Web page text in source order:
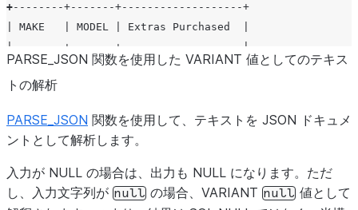
+--------+-------+-------------------+
| MAKE   | MODEL | Extras Purchased  |
|--------+-------+-------------------|
| Honda  | Civic | ext warranty      |
| Honda  | Civic | paint protection  |
| Toyota | Camry | fabric protection |
| Toyota | Camry | rust proofing     |
+--------+-------+-------------------+
PARSE_ JSON 関数を使用した VARIANT 値としてのテキス
トの解析
PARSE_JSON 関数を使用して、テキストを JSON ドキュメ
ントとして解析します。
入力が NULL の場合は、出力も NULL になります。ただ
し、入力文字列が null の場合、VARIANT null 値として